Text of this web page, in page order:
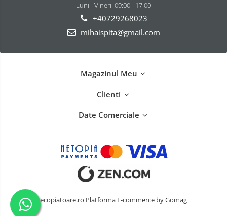
Luni - Vineri: 09:00 - 17:00
+40729268023
mihaispita@gmail.com
Magazinul Meu
Clienti
Date Comerciale
ecopiatoare.ro Platforma E-commerce by Gomag